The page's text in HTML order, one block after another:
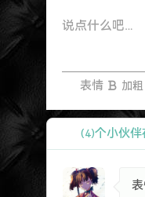
表情 加粗
(4)个小伙伴